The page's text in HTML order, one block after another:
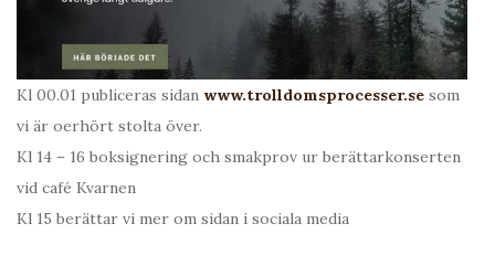
Kl 00.01 publiceras sidan www.trolldomsprocesser.se som
vi är oerhört stolta över.
Kl 14 – 16 boksignering och smakprov ur berättarkonserten
vid café Kvarnen
Kl 15 berättar vi mer om sidan i sociala media